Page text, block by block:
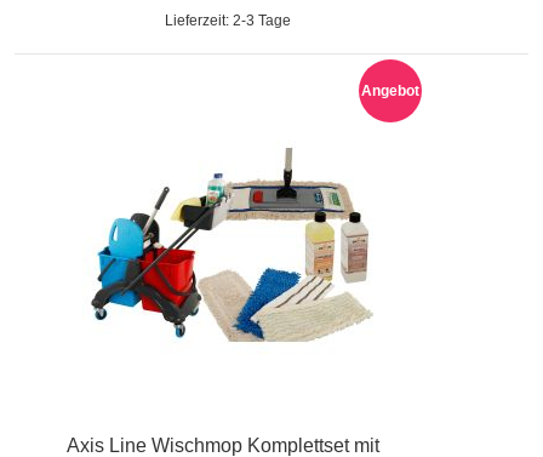
Lieferzeit: 2-3 Tage
Angebot
Axis Line Wischmop Komplettset mit